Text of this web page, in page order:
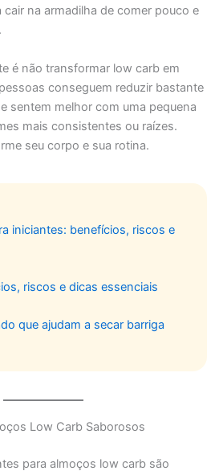
na armadilha de comer pouco e
é não transformar low carb em
conseguem reduzir bastante
sentem melhor com uma pequena
mais consistentes ou raízes.
seu corpo e sua rotina.
iniciantes: benefícios, riscos e
riscos e dicas essenciais
que ajudam a secar barriga
Low Carb Saborosos
para almoços low carb são